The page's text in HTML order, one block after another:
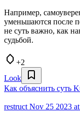
Например,
уменьшаются после
не суть важно, как
судьбой.
+2
Look
Как объяснить суть
restruct Nov 25 2023